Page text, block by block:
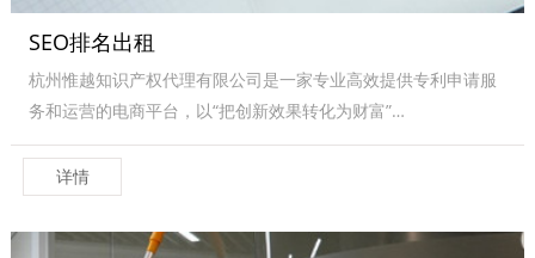
SEO排名出租
杭州惟越知识产权代理有限公司是一家专业高效提供专利申请服
务和运营的电商平台，以“把创新效果转化为财富”…
详情